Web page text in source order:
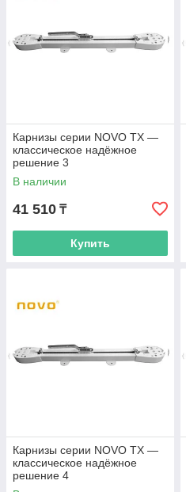
Карнизы серии NOVO TX —
классическое надёжное
решение 3
В наличии
41 510 ₸
Купить
Карнизы серии NOVO TX —
классическое надёжное
решение 4